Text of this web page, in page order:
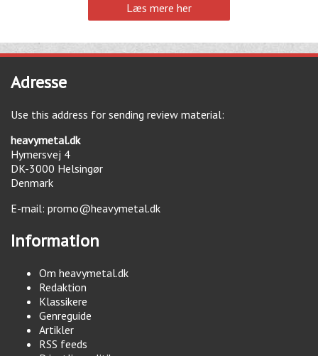
Læs mere her
Adresse
Use this address for sending review material:
heavymetal.dk
Hymersvej 4
DK-3000 Helsingør
Denmark
E-mail: promo@heavymetal.dk
Information
Om heavymetal.dk
Redaktion
Klassikere
Genreguide
Artikler
RSS feeds